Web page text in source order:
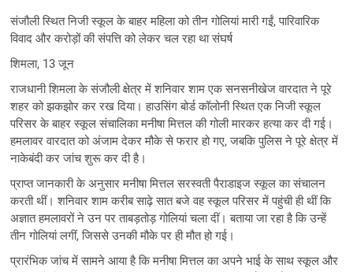
संजौली स्थित निजी स्कूल के बाहर महिला को तीन गोलियां मारी गईं, पारिवारिक
विवाद और करोड़ों की संपत्ति को लेकर चल रहा था संघर्ष
शिमला, 13 जून
राजधानी शिमला के संजौली क्षेत्र में शनिवार शाम एक सनसनीखेज वारदात ने पूरे
शहर को झकझोर कर रख दिया। हाउसिंग बोर्ड कॉलोनी स्थित एक निजी स्कूल
परिसर के बाहर स्कूल संचालिका मनीषा मित्तल की गोली मारकर हत्या कर दी गई।
हमलावर वारदात को अंजाम देकर मौके से फरार हो गए, जबकि पुलिस ने पूरे क्षेत्र में
नाकेबंदी कर जांच शुरू कर दी है।
प्राप्त जानकारी के अनुसार मनीषा मित्तल सरस्वती पैराडाइज स्कूल का संचालन
करती थीं। शनिवार शाम करीब साढ़े सात बजे वह स्कूल परिसर में पहुंची ही थीं कि
अज्ञात हमलावरों ने उन पर ताबड़तोड़ गोलियां चला दीं। बताया जा रहा है कि उन्हें
तीन गोलियां लगीं, जिससे उनकी मौके पर ही मौत हो गई।
प्रारंभिक जांच में सामने आया है कि मनीषा मित्तल का अपने भाई के साथ स्कूल और